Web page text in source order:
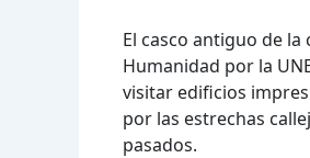
El casco antiguo de
Humanidad por la
visitar edificios
por las estrechas
pasados.